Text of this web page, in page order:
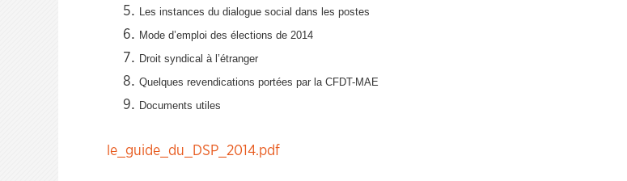
Les instances du dialogue social dans les postes
Mode d’emploi des élections de 2014
Droit syndical à l’étranger
Quelques revendications portées par la CFDT-MAE
Documents utiles
le_guide_du_DSP_2014.pdf